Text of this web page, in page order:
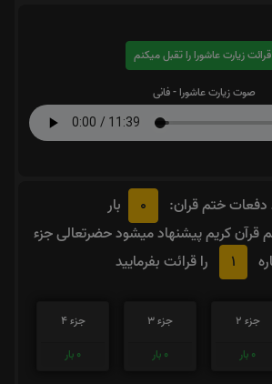
قرائت زیارت عاشورا را تقبل میکنم
صوت زیارت عاشورا - فانی
دفعات ختم قران: 0
بار
کریم پیشنهاد میشود حضرتعالی جزء
1 را قرائت بفرمایید
جزء 2
0 بار
جزء 3
0 بار
جزء 4
0 بار